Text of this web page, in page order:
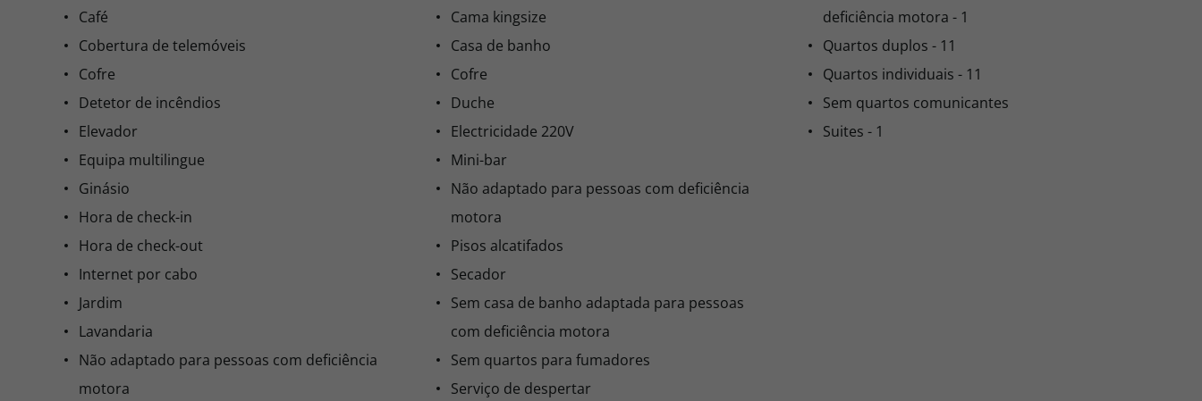
Café
Cobertura de telemóveis
Cofre
Detetor de incêndios
Elevador
Equipa multilingue
Ginásio
Hora de check-in
Hora de check-out
Internet por cabo
Jardim
Lavandaria
Não adaptado para pessoas com deficiência
motora
Cama kingsize
Casa de banho
Cofre
Duche
Electricidade 220V
Mini-bar
Não adaptado para pessoas com deficiência
motora
Pisos alcatifados
Secador
Sem casa de banho adaptada para pessoas
com deficiência motora
Sem quartos para fumadores
Serviço de despertar
deficiência motora - 1
Quartos duplos - 11
Quartos individuais - 11
Sem quartos comunicantes
Suites - 1